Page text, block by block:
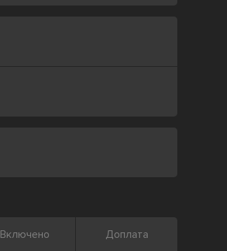
Включено Доплата